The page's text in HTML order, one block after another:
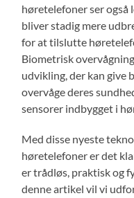
høretelefoner ser også
bliver stadig mere
for at tilslutte
Biometrisk
udvikling, der kan give
overvåge deres
sensorer indbygget i
Med disse nyeste
høretelefoner er det
er trådløs, praktisk og
denne artikel vil vi